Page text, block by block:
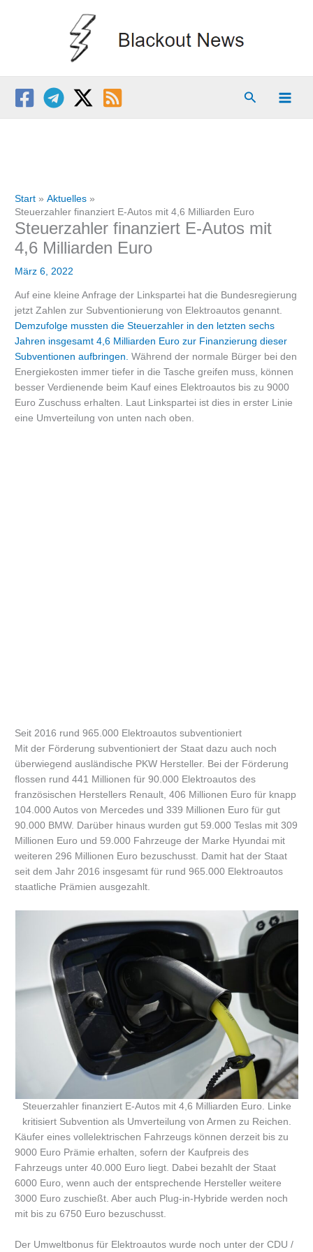
Suchen
Start
Aktuelles
Steuerzahler finanziert E-Autos mit 4,6 Milliarden Euro
Steuerzahler finanziert E-Autos mit
4,6 Milliarden Euro
März 6, 2022
Auf eine kleine Anfrage der Linkspartei hat die Bundesregierung
jetzt Zahlen zur Subventionierung von Elektroautos genannt.
Demzufolge mussten die Steuerzahler in den letzten sechs
Jahren insgesamt 4,6 Milliarden Euro zur Finanzierung dieser
Subventionen aufbringen. Während der normale Bürger bei den
Energiekosten immer tiefer in die Tasche greifen muss, können
besser Verdienende beim Kauf eines Elektroautos bis zu 9000
Euro Zuschuss erhalten. Laut Linkspartei ist dies in erster Linie
eine Umverteilung von unten nach oben.
Seit 2016 rund 965.000 Elektroautos subventioniert
Mit der Förderung subventioniert der Staat dazu auch noch
überwiegend ausländische PKW Hersteller. Bei der Förderung
flossen rund 441 Millionen für 90.000 Elektroautos des
französischen Herstellers Renault, 406 Millionen Euro für knapp
104.000 Autos von Mercedes und 339 Millionen Euro für gut
90.000 BMW. Darüber hinaus wurden gut 59.000 Teslas mit 309
Millionen Euro und 59.000 Fahrzeuge der Marke Hyundai mit
weiteren 296 Millionen Euro bezuschusst. Damit hat der Staat
seit dem Jahr 2016 insgesamt für rund 965.000 Elektroautos
staatliche Prämien ausgezahlt.
Steuerzahler finanziert E-Autos mit 4,6 Milliarden Euro. Linke
kritisiert Subvention als Umverteilung von Armen zu Reichen.
Käufer eines vollelektrischen Fahrzeugs können derzeit bis zu
9000 Euro Prämie erhalten, sofern der Kaufpreis des
Fahrzeugs unter 40.000 Euro liegt. Dabei bezahlt der Staat
6000 Euro, wenn auch der entsprechende Hersteller weitere
3000 Euro zuschießt. Aber auch Plug-in-Hybride werden noch
mit bis zu 6750 Euro bezuschusst.
Der Umweltbonus für Elektroautos wurde noch unter der CDU /